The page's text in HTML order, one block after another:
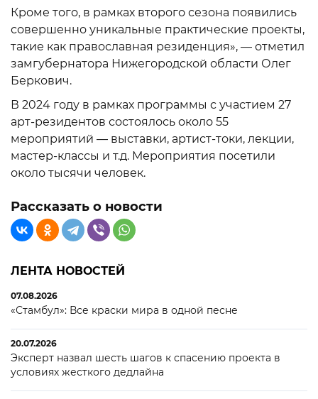
Кроме того, в рамках второго сезона появились
совершенно уникальные практические проекты,
такие как православная резиденция», — отметил
замгубернатора Нижегородской области Олег
Беркович.
В 2024 году в рамках программы с участием 27
арт-резидентов состоялось около 55
мероприятий — выставки, артист-токи, лекции,
мастер-классы и т.д. Мероприятия посетили
около тысячи человек.
Рассказать о новости
ЛЕНТА НОВОСТЕЙ
07.08.2026
«Стамбул»: Все краски мира в одной песне
20.07.2026
Эксперт назвал шесть шагов к спасению проекта в
условиях жесткого дедлайна